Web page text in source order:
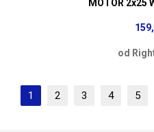
MOTOR 2x25
od
1 2 3 4 5